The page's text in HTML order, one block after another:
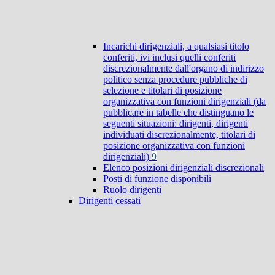
Incarichi dirigenziali, a qualsiasi titolo
conferiti, ivi inclusi quelli conferiti
discrezionalmente dall'organo di indirizzo
politico senza procedure pubbliche di
selezione e titolari di posizione
organizzativa con funzioni dirigenziali (da
pubblicare in tabelle che distinguano le
seguenti situazioni: dirigenti, dirigenti
individuati discrezionalmente, titolari di
posizione organizzativa con funzioni
dirigenziali) 9
Elenco posizioni dirigenziali discrezionali
Posti di funzione disponibili
Ruolo dirigenti
Dirigenti cessati